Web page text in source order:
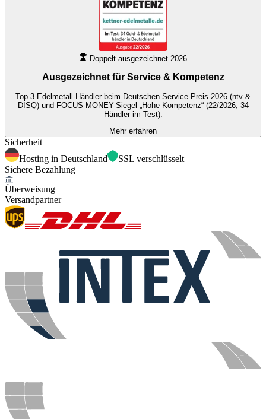
Doppelt ausgezeichnet 2026
Ausgezeichnet für Service & Kompetenz
Top 3 Edelmetall-Händler beim Deutschen Service-Preis 2026 (ntv &
DISQ) und FOCUS-MONEY-Siegel „Hohe Kompetenz“ (22/2026, 34
Händler im Test).
Mehr erfahren
Sicherheit
Hosting in Deutschland
SSL verschlüsselt
Sichere Bezahlung
Überweisung
Versandpartner